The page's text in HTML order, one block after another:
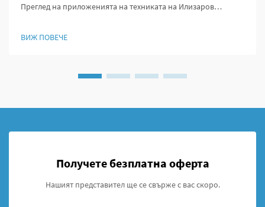
Преглед на приложенията на техниката на Илизаров
стабилизиране на счупени участъци и коригиране на
ВИЖ ПОВЕЧЕ
Получете безплатна оферта
Нашият представител ще се свърже с вас скоро.